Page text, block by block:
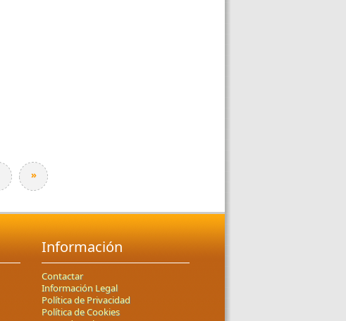
»
Información
Contactar
Información Legal
Política de Privacidad
Política de Cookies